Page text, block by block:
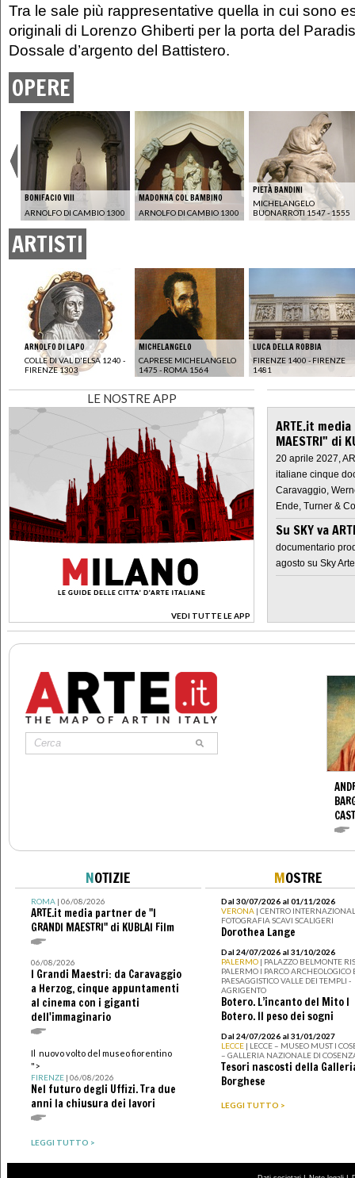
Tra le sale più rappresentative quella in cui sono
originali di Lorenzo Ghiberti per la porta del
Dossale d’argento del Battistero.
OPERE
BONIFACIO VIII
ARNOLFO DI CAMBIO 1300
MADONNA COL BAMBINO
ARNOLFO DI CAMBIO 1300
PIETÀ BANDINI
MICHELANGELO
BUONARROTI 1547 - 1555
ARTISTI
ARNOLFO DI LAPO
COLLE DI VAL D'ELSA 1240 -
FIRENZE 1303
MICHELANGELO
CAPRESE MICHELANGELO
1475 - ROMA 1564
LUCA DELLA ROBBIA
FIRENZE 1400 - FIRENZE
1481
LE NOSTRE APP
VEDI TUTTE LE APP
>
ARTE.it
MAESTRI" di
20 aprile 2027,
italiane cinque
Caravaggio,
Ende, Turner &
Su SKY va
documentario
agosto su Sky Arte
NOTIZIE
ROMA| 06/08/2026
ARTE.it media partner de "I
GRANDI MAESTRI" di KUBLAI Film
06/08/2026
I Grandi Maestri: da Caravaggio
a Herzog, cinque appuntamenti
al cinema con i giganti
dell'immaginario
Il nuovo volto del museo fiorentino
">
FIRENZE| 06/08/2026
Nel futuro degli Uffizi. Tra due
anni la chiusura dei lavori
LEGGI TUTTO >
MOSTRE
Dal 30/07/2026 al 01/11/2026
VERONA | CENTRO
FOTOGRAFIA SCAVI SCALIGERI
Dorothea Lange
Dal 24/07/2026 al 31/10/2026
PALERMO | PALAZZO BELMONTE
PALERMO I PARCO ARCHEOLOGICO
PAESAGGISTICO VALLE DEI TEMPLI -
AGRIGENTO
Botero. L’incanto del Mito I
Botero. Il peso dei sogni
Dal 24/07/2026 al 31/01/2027
LECCE | LECCE – MUSEO MUST I
– GALLERIA NAZIONALE DI
Tesori nascosti della
Borghese
LEGGI TUTTO >